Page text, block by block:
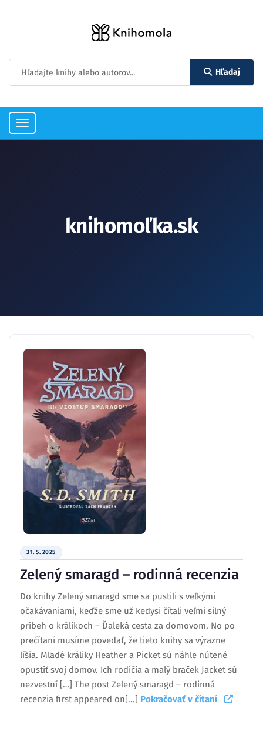
Hľadaj
Toggle
knihomoľka.sk
31. 5. 2025
Zelený smaragd – rodinná recenzia
Do knihy Zelený smaragd sme sa pustili s veľkými
očakávaniami, keďže sme už kedysi čítali veľmi silný
príbeh o králikoch – Ďaleká cesta za domovom. No po
prečítaní musíme povedať, že tieto knihy sa výrazne
líšia. Mladé králiky Heather a Picket sú náhle nútené
opustiť svoj domov. Ich rodičia a malý braček Jacket sú
nezvestní […] The post Zelený smaragd – rodinná
recenzia first appeared on[...] Pokračovať v čítaní